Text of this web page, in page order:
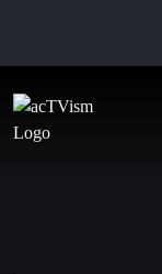
Zain Raza